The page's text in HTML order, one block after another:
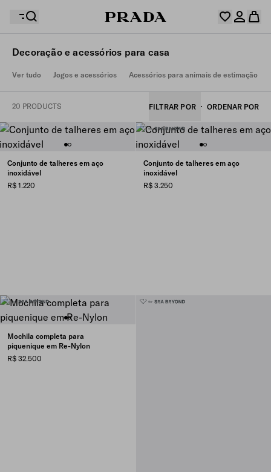
Seu carrinho está vazio
Seu carrinho está vazio
Entre ou crie sua conta pessoal
Sua lista de desejos está vazia. Explore as coleções,
Decoração e acessórios para casa
Ver tudo Jogos e acessórios Acessórios para animais de estimação
20 PRODUCTS FILTRAR POR ORDENAR POR
Conjunto de talheres em aço
inoxidável
R$ 1.220
Conjunto de talheres em aço
inoxidável
R$ 3.250
Mochila completa para
piquenique em Re-Nylon
R$ 32.500